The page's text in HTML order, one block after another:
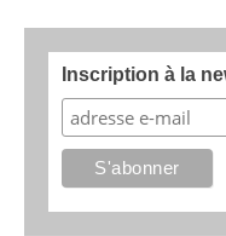
Inscription à la